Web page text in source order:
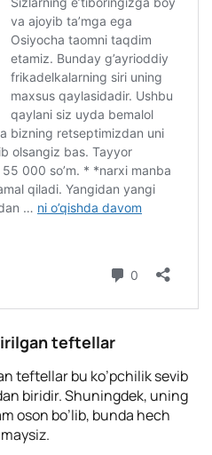
teftellar
teftellar bu ko’pchilik sevib
biridir. Shuningdek, uning
oson bo’lib, bunda hech